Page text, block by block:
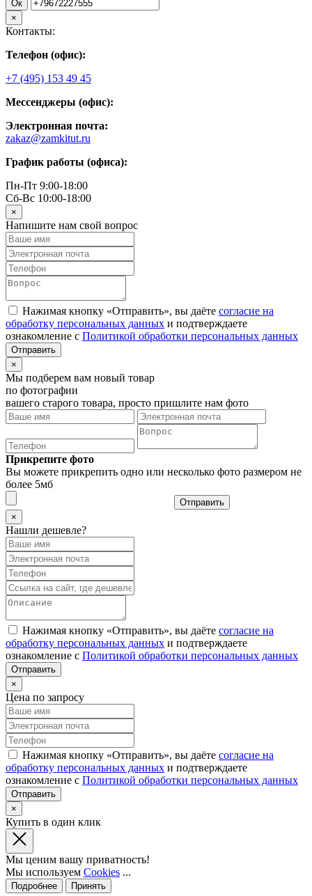
Ок
×
Контакты:
Телефон (офис):
+7 (495) 153 49 45
Мессенджеры (офис):
Электронная почта:
zakaz@zamkitut.ru
График работы (офиса):
Пн-Пт 9:00-18:00
Сб-Вс 10:00-18:00
×
Напишите нам свой вопрос
Нажимая кнопку «Отправить», вы даёте согласие на
обработку персональных данных и подтверждаете
ознакомление с Политикой обработки персональных данных
×
Мы подберем вам новый товар
по фотографии
вашего старого товара, просто пришлите нам фото
Прикрепите фото
Вы можете прикрепить одно или несколько фото размером не
более 5мб
Отправить
×
Нашли дешевле?
Нажимая кнопку «Отправить», вы даёте согласие на
обработку персональных данных и подтверждаете
ознакомление с Политикой обработки персональных данных
×
Цена по запросу
Нажимая кнопку «Отправить», вы даёте согласие на
обработку персональных данных и подтверждаете
ознакомление с Политикой обработки персональных данных
×
Купить в один клик
Мы ценим вашу приватность!
Мы используем Cookies ...
Подробнее Принять